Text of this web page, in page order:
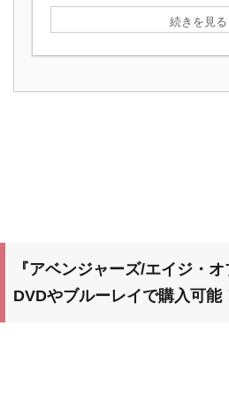
続きを見る
『アベンジャーズ/エイジ・オ
DVDやブルーレイで購入可能